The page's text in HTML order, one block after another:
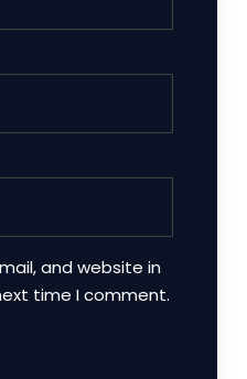
and website in
time I comment.